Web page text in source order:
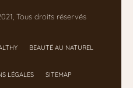
Tous droits réservés
BEAUTÉ AU NATUREL
LÉGALES SITEMAP